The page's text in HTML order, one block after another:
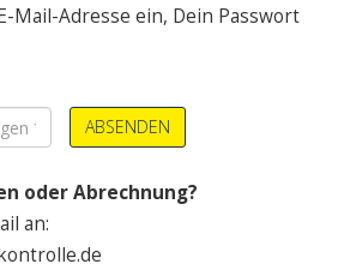
Mail-Adresse ein, Dein Passwort
ABSENDEN
oder Abrechnung?
an: